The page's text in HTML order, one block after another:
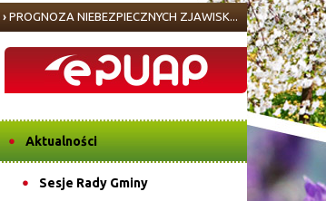
› PROGNOZA NIEBEZPIECZNYCH ZJAWISK...
Aktualności
Sesje Rady Gminy